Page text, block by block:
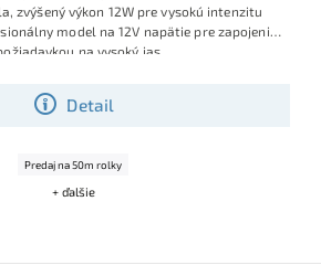
Detail
zvýšený výkon 12W pre vysokú intenzitu
model na 12V napätie pre zapojenia
na vysoký jas
Predaj na 50m rolky
+ ďalšie